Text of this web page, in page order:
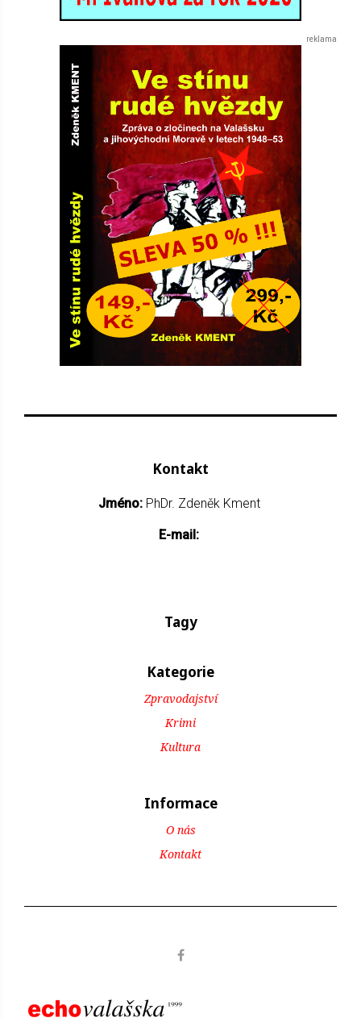
Kontakt
Jméno: PhDr. Zdeněk Kment
E-mail:
Tagy
Kategorie
Zpravodajství
Krimi
Kultura
Informace
O nás
Kontakt